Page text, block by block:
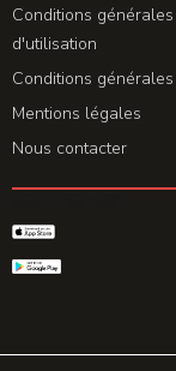
Conditions générales
d'utilisation
Conditions
Mentions légales
Nous contacter